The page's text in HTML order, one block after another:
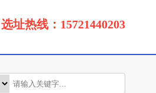
选址热线：15721440203